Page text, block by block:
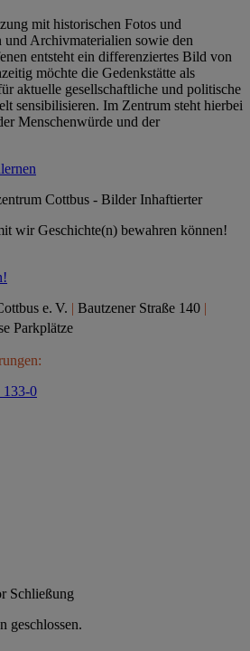
mit historischen Fotos und
Archivmaterialien sowie den
entsteht ein differenziertes Bild von
möchte die Gedenkstätte als
aktuelle gesellschaftliche und politische
sensibilisieren. Im Zentrum steht hierbei
Menschenwürde und der
wir Geschichte(n) bewahren können!
e. V. | Bautzener Straße 140 |
Parkplätze
133-0
Schließung
geschlossen.